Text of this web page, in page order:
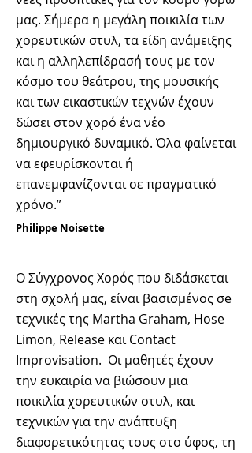
μας. Σήμερα η μεγάλη ποικιλία των
χορευτικών στυλ, τα είδη ανάμειξης
και η αλληλεπίδρασή τους με τον
κόσμο του θεάτρου, της μουσικής
και των εικαστικών τεχνών έχουν
δώσει στον χορό ένα νέο
δημιουργικό δυναμικό. Όλα φαίνεται
να εφευρίσκονται ή
επανεμφανίζονται σε πραγματικό
χρόνο.”
Philippe Noisette
Ο Σύγχρονος Χορός που διδάσκεται
στη σχολή μας, είναι βασισμένος σe
τεχνικές της Martha Graham, Hose
Limon, Release και Contact
Improvisation. Οι μαθητές έχουν
την ευκαιρία να βιώσουν μια
ποικιλία χορευτικών στυλ, και
τεχνικών για την ανάπτυξη
διαφορετικότητας τους στο ύφος, τη